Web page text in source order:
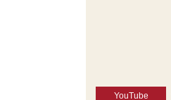
YouTube